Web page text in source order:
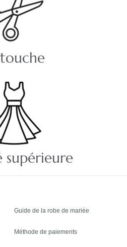
supérieure
Guide de la robe de mariée
Méthode de paiements